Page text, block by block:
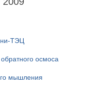
ТЭЦ
осмоса
мышления